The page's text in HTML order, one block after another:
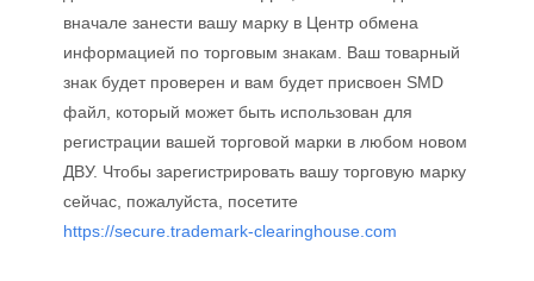
вначале занести вашу марку в Центр обмена
информацией по торговым знакам. Ваш товарный
знак будет проверен и вам будет присвоен SMD
файл, который может быть использован для
регистрации вашей торговой марки в любом новом
ДВУ. Чтобы зарегистрировать вашу торговую марку
сейчас, пожалуйста, посетите
https://secure.trademark-clearinghouse.com